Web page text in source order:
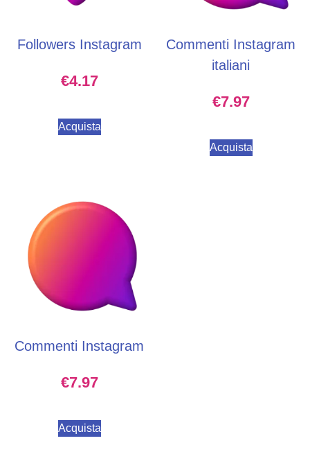
Followers Instagram
€4.17
Acquista
Commenti Instagram
italiani
€7.97
Acquista
Commenti Instagram
€7.97
Acquista